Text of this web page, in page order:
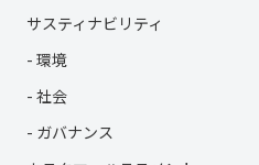
サスティナビリティ
- 環境
- 社会
- ガバナンス